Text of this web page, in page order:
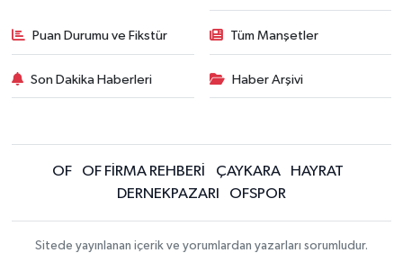
Puan Durumu ve Fikstür Tüm Manşetler
Son Dakika Haberleri Haber Arşivi
OF OF FİRMA REHBERİ ÇAYKARA
HAYRAT
DERNEKPAZARI
OFSPOR
Sitede yayınlanan içerik ve yorumlardan yazarları sorumludur.